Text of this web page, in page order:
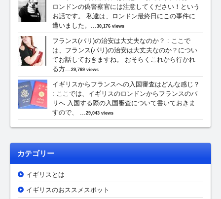
ロンドンの偽警察官には注意してください！という
お話です。 私達は、ロンドン最終日にこの事件に
遭いました。...30,176 views
フランス(パリ)の治安は大丈夫なのか？ : ここで
は、フランス(パリ)の治安は大丈夫なのか？につい
てお話しておきますね。 おそらくこれから行かれ
る方...29,769 views
イギリスからフランスへの入国審査はどんな感じ？
: ここでは、イギリスのロンドンからフランスのパ
リへ 入国する際の入国審査について書いておきま
すので、 ...29,043 views
カテゴリー
イギリスとは
イギリスのおススメスポット